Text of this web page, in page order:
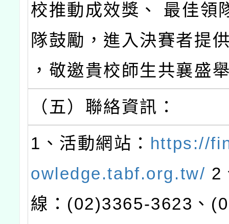
校推動成效獎、 最佳領
隊鼓勵，進入決賽者提
，敬邀貴校師生共襄盛
（五）聯絡資訊：
1、活動網站： https://
owledge.tabf.org.tw/ 2
線：(02)3365-3623、